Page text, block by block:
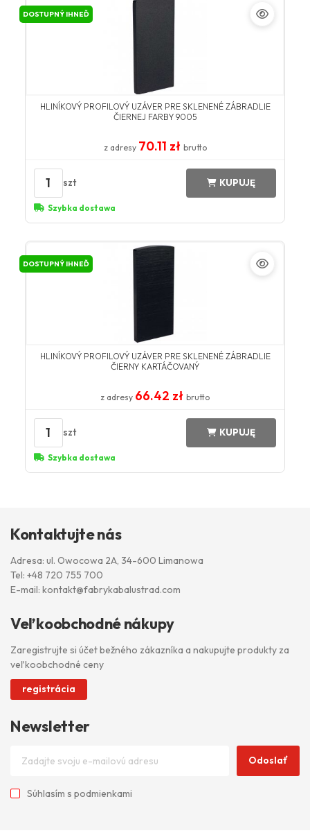
DOSTUPNÝ IHNEĎ
HLINÍKOVÝ PROFILOVÝ UZÁVER PRE SKLENENÉ ZÁBRADLIE
ČIERNEJ FARBY 9005
z adresy 70.11 zł brutto
1 szt KUPUJĘ
Szybka dostawa
DOSTUPNÝ IHNEĎ
HLINÍKOVÝ PROFILOVÝ UZÁVER PRE SKLENENÉ ZÁBRADLIE
ČIERNY KARTÁČOVANÝ
z adresy 66.42 zł brutto
1 szt KUPUJĘ
Szybka dostawa
Kontaktujte nás
Adresa: ul. Owocowa 2A, 34-600 Limanowa
Tel: +48 720 755 700
E-mail: kontakt@fabrykabalustrad.com
Veľkoobchodné nákupy
Zaregistrujte si účet bežného zákazníka a nakupujte produkty za
veľkoobchodné ceny
registrácia
Newsletter
Odoslať
Súhlasím s podmienkami